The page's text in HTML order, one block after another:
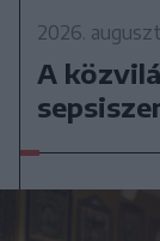
2026.
A